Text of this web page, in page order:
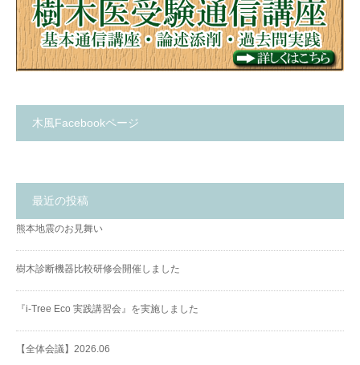
木風Facebookページ
最近の投稿
熊本地震のお見舞い
樹木診断機器比較研修会開催しました
『i-Tree Eco 実践講習会』を実施しました
【全体会議】2026.06